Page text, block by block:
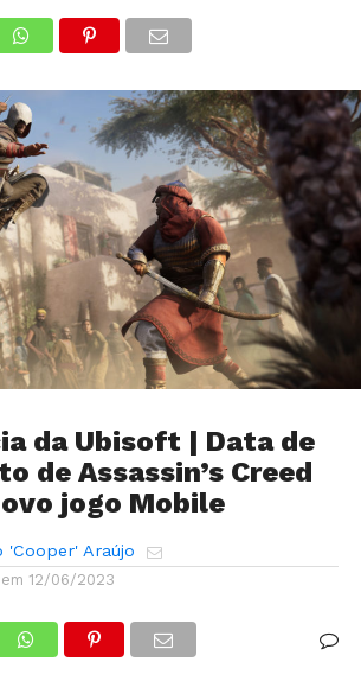
da Ubisoft | Data de
de Assassin’s Creed
jogo Mobile
'Cooper' Araújo
12/06/2023